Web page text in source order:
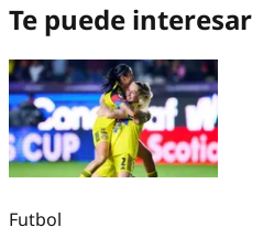
Te puede interesar
Futbol